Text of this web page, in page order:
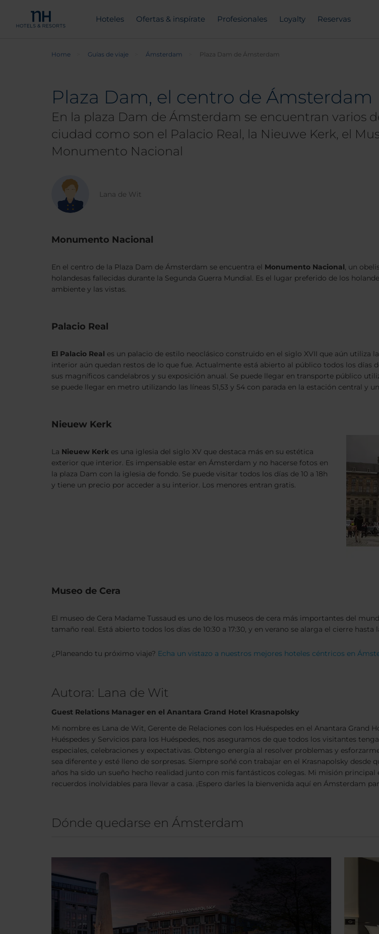
Hoteles Ofertas & inspírate Profesionales Loyalty Reservas
Home Guías de viaje Ámsterdam Plaza Dam de Ámsterdam
Plaza Dam, el centro de Ámsterdam
En la plaza Dam de Ámsterdam se encuentran varios
ciudad como son el Palacio Real, la Nieuwe Kerk, el
Monumento Nacional
Lana de Wit
Monumento Nacional
En el centro de la Plaza Dam de Ámsterdam se encuentra el Monumento Nacional, un
holandesas fallecidas durante la Segunda Guerra Mundial. Es el lugar preferido de los
ambiente y las vistas.
Palacio Real
El Palacio Real es un palacio de estilo neoclásico construido en el siglo XVII que aún utiliza
interior aún quedan restos de lo que fue. Actualmente está abierto al público todos los días
sus magníficos candelabros y su exposición anual. Se puede llegar en transporte público
se puede llegar en metro utilizando las líneas 51,53 y 54 con parada en la estación central y
Nieuew Kerk
La Nieuew Kerk es una iglesia del siglo XV que destaca más en su estética
exterior que interior. Es impensable estar en Ámsterdam y no hacerse fotos en
la plaza Dam con la iglesia de fondo. Se puede visitar todos los días de 10 a 18h
y tiene un precio por acceder a su interior. Los menores entran gratis.
Museo de Cera
El museo de Cera Madame Tussaud es uno de los museos de cera más importantes del
tamaño real. Está abierto todos los días de 10:30 a 17:30, y en verano se alarga el cierre hasta
¿Planeando tu próximo viaje? Echa un vistazo a nuestros mejores hoteles céntricos en
Autora: Lana de Wit
Guest Relations Manager en el Anantara Grand Hotel Krasnapolsky
Mi nombre es Lana de Wit, Gerente de Relaciones con los Huéspedes en el Anantara Grand
Huéspedes y Servicios para los Huéspedes, nos aseguramos de que todos los visitantes
especiales, celebraciones y expectativas. Obtengo energía al resolver problemas y
sea diferente y esté lleno de sorpresas. Siempre soñé con trabajar en el Krasnapolsky
años ha sido un sueño hecho realidad junto con mis fantásticos colegas. Mi misión
recuerdos inolvidables para llevar a casa. ¡Espero darles la bienvenida aquí en Ámsterdam
Dónde quedarse en Ámsterdam